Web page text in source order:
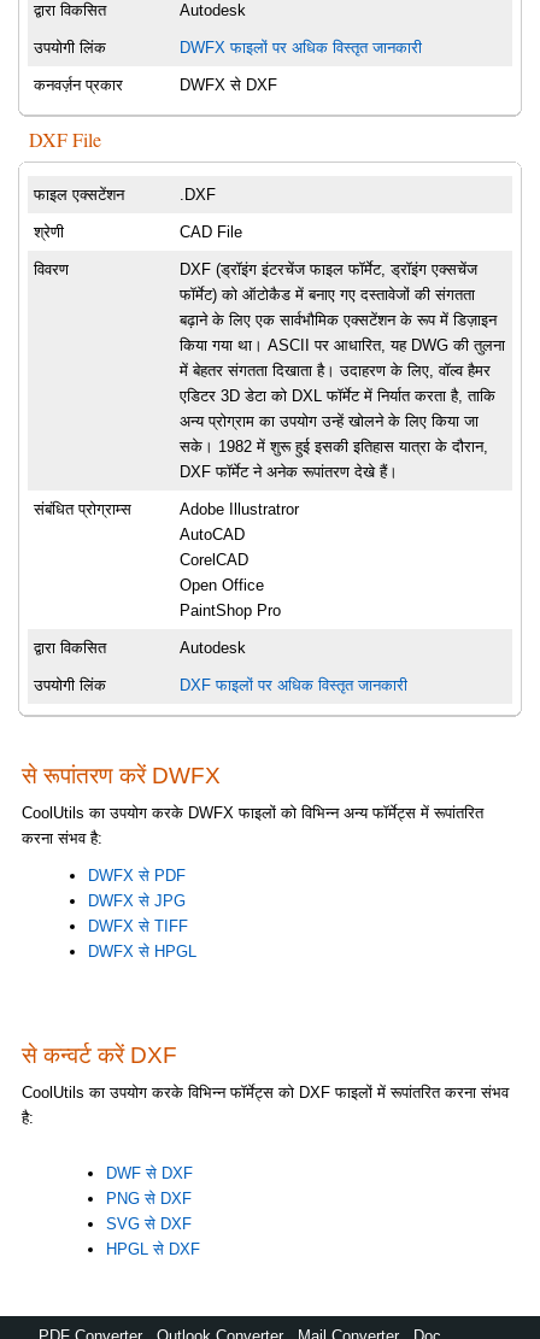
द्वारा विकसित Autodesk
उपयोगी लिंक DWFX फाइलों पर अधिक विस्तृत जानकारी
कनवर्ज़न प्रकार DWFX से DXF
DXF File
फाइल एक्सटेंशन .DXF
श्रेणी CAD File
विवरण
DXF (ड्रॉइंग इंटरचेंज फाइल फॉर्मेट, ड्रॉइंग एक्सचेंज
फॉर्मेट) को ऑटोकैड में बनाए गए दस्तावेजों की संगतता
बढ़ाने के लिए एक सार्वभौमिक एक्सटेंशन के रूप में डिज़ाइन
किया गया था। ASCII पर आधारित, यह DWG की तुलना
में बेहतर संगतता दिखाता है। उदाहरण के लिए, वॉल्व हैमर
एडिटर 3D डेटा को DXL फॉर्मेट में निर्यात करता है, ताकि
अन्य प्रोग्राम का उपयोग उन्हें खोलने के लिए किया जा
सके। 1982 में शुरू हुई इसकी इतिहास यात्रा के दौरान,
DXF फॉर्मेट ने अनेक रूपांतरण देखे हैं।
संबंधित प्रोग्राम्स
Adobe Illustratror
AutoCAD
CorelCAD
Open Office
PaintShop Pro
द्वारा विकसित Autodesk
उपयोगी लिंक DXF फाइलों पर अधिक विस्तृत जानकारी
से रूपांतरण करें DWFX
CoolUtils का उपयोग करके DWFX फाइलों को विभिन्न अन्य फॉर्मेट्स में रूपांतरित
करना संभव है:
DWFX से PDF
DWFX से JPG
DWFX से TIFF
DWFX से HPGL
से कन्वर्ट करें DXF
CoolUtils का उपयोग करके विभिन्न फॉर्मेट्स को DXF फाइलों में रूपांतरित करना संभव
है:
DWF से DXF
PNG से DXF
SVG से DXF
HPGL से DXF